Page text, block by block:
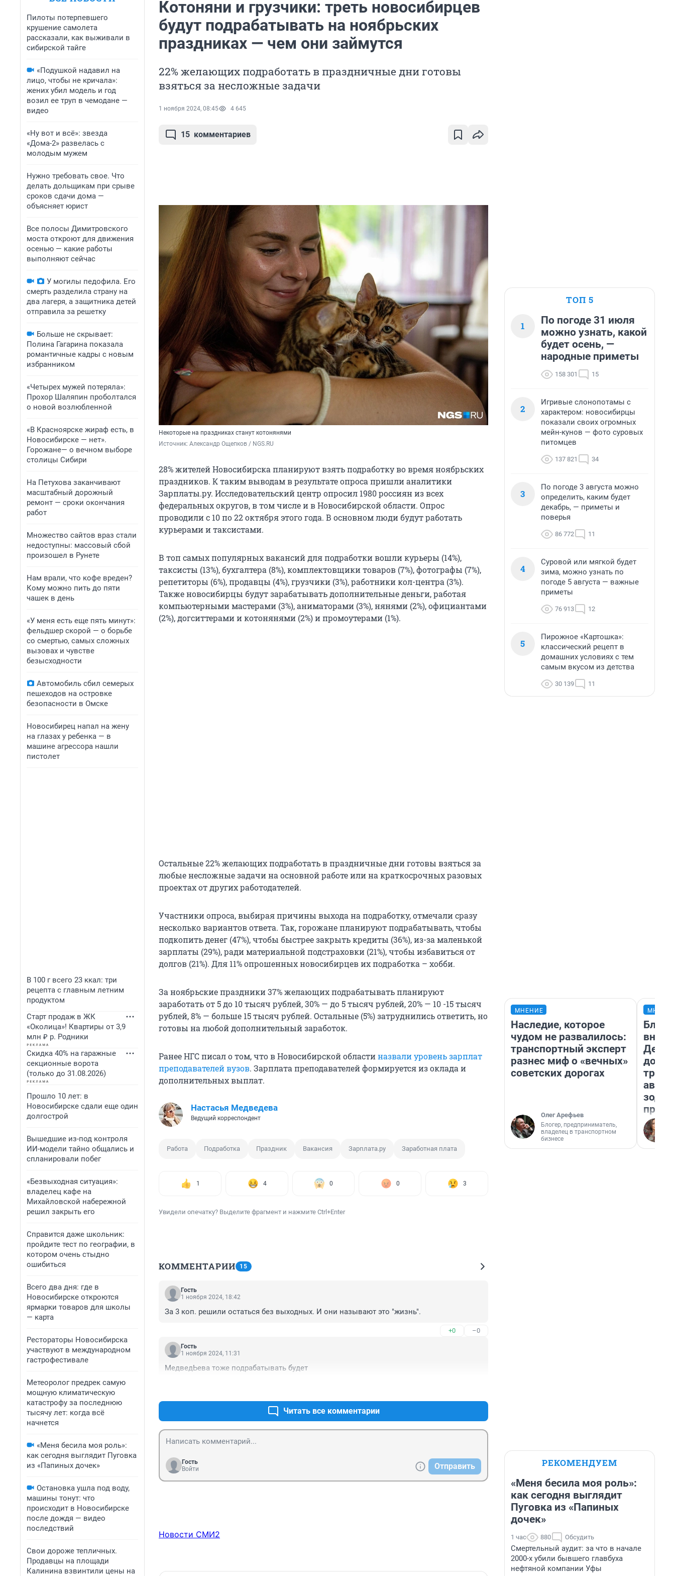
Пилоты потерпевшего
крушение самолета
рассказали, как выживали в
сибирской тайге
«Подушкой надавил на
лицо, чтобы не кричала»:
жених убил модель и год
возил ее труп в чемодане —
видео
«Ну вот и всё»: звезда
«Дома-2» развелась с
молодым мужем
Нужно требовать свое. Что
делать дольщикам при срыве
сроков сдачи дома —
объясняет юрист
Все полосы Димитровского
моста откроют для движения
осенью — какие работы
выполняют сейчас
У могилы педофила. Его
смерть разделила страну на
два лагеря, а защитника детей
отправила за решетку
Больше не скрывает:
Полина Гагарина показала
романтичные кадры с новым
избранником
«Четырех мужей потеряла»:
Прохор Шаляпин проболтался
о новой возлюбленной
«В Красноярске жираф есть, в
Новосибирске — нет».
Горожане— о вечном выборе
столицы Сибири
На Петухова заканчивают
масштабный дорожный
ремонт — сроки окончания
работ
Множество сайтов враз стали
недоступны: массовый сбой
произошел в Рунете
Нам врали, что кофе вреден?
Кому можно пить до пяти
чашек в день
«У меня есть еще пять минут»:
фельдшер скорой — о борьбе
со смертью, самых сложных
вызовах и чувстве
безысходности
Автомобиль сбил семерых
пешеходов на островке
безопасности в Омске
Новосибирец напал на жену
на глазах у ребенка — в
машине агрессора нашли
пистолет
В 100 г всего 23 ккал: три
рецепта с главным летним
продуктом
Старт продаж в ЖК
«Околица»! Квартиры от 3,9
млн ₽ р. Родники
Скидка 40% на гаражные
секционные ворота
(только до 31.08.2026)
Прошло 10 лет: в
Новосибирске сдали еще один
долгострой
Вышедшие из-под контроля
ИИ-модели тайно общались и
спланировали побег
«Безвыходная ситуация»:
владелец кафе на
Михайловской набережной
решил закрыть его
Справится даже школьник:
пройдите тест по географии, в
котором очень стыдно
ошибиться
Всего два дня: где в
Новосибирске откроются
ярмарки товаров для школы
— карта
Рестораторы Новосибирска
участвуют в международном
гастрофестивале
Метеоролог предрек самую
мощную климатическую
катастрофу за последнюю
тысячу лет: когда всё
начнется
«Меня бесила моя роль»:
как сегодня выглядит Пуговка
из «Папиных дочек»
Остановка ушла под воду,
машины тонут: что
происходит в Новосибирске
после дождя — видео
последствий
Свои дороже тепличных.
Продавцы на площади
Калинина взвинтили цены на
Котоняни и грузчики: треть новосибирцев
будут подрабатывать на ноябрьских
праздниках — чем они займутся
22% желающих подработать в праздничные дни готовы
взяться за несложные задачи
1 ноября 2024, 08:45 4 645
15 комментариев
Некоторые на праздниках станут котонянями
Источник: Александр Ощепков / NGS.RU
28% жителей Новосибирска планируют взять подработку во время ноябрьских
праздников. К таким выводам в результате опроса пришли аналитики
Зарплаты.ру. Исследовательский центр опросил 1980 россиян из всех
федеральных округов, в том числе и в Новосибирской области. Опрос
проводили с 10 по 22 октября этого года. В основном люди будут работать
курьерами и таксистами.
В топ самых популярных вакансий для подработки вошли курьеры (14%),
таксисты (13%), бухгалтера (8%), комплектовщики товаров (7%), фотографы (7%),
репетиторы (6%), продавцы (4%), грузчики (3%), работники кол-центра (3%).
Также новосибирцы будут зарабатывать дополнительные деньги, работая
компьютерными мастерами (3%), аниматорами (3%), нянями (2%), официантами
(2%), догситтерами и котонянями (2%) и промоутерами (1%).
Остальные 22% желающих подработать в праздничные дни готовы взяться за
любые несложные задачи на основной работе или на краткосрочных разовых
проектах от других работодателей.
Участники опроса, выбирая причины выхода на подработку, отмечали сразу
несколько вариантов ответа. Так, горожане планируют подрабатывать, чтобы
подкопить денег (47%), чтобы быстрее закрыть кредиты (36%), из-за маленькой
зарплаты (29%), ради материальной подстраховки (21%), чтобы избавиться от
долгов (21%). Для 11% опрошенных новосибирцев их подработка – хобби.
За ноябрьские праздники 37% желающих подрабатывать планируют
заработать от 5 до 10 тысяч рублей, 30% — до 5 тысяч рублей, 20% — 10 -15 тысяч
рублей, 8% — больше 15 тысяч рублей. Остальные (5%) затруднились ответить, но
готовы на любой дополнительный заработок.
Ранее НГС писал о том, что в Новосибирской областиназвали уровень зарплат
преподавателей вузов. Зарплата преподавателей формируется из оклада и
дополнительных выплат.
Настасья Медведева
Ведущий корреспондент
Работа Подработка Праздник Вакансия Зарплата.ру Заработная плата
1 4 0 0 3
Увидели опечатку? Выделите фрагмент и нажмите Ctrl+Enter
КОММЕНТАРИИ 15
Гость
1 ноября 2024, 18:42
За 3 коп. решили остаться без выходных. И они называют это "жизнь".
+0 –0
Гость
1 ноября 2024, 11:31
МедведЬева тоже подрабатывать будет
Читать все комментарии
Гость
Войти
Отправить
Новости СМИ2
ТОП 5
1
По погоде 31 июля
можно узнать, какой
будет осень, —
народные приметы
158 301 15
2
Игривые слонопотамы с
характером: новосибирцы
показали своих огромных
мейн-кунов — фото суровых
питомцев
137 821 34
3
По погоде 3 августа можно
определить, каким будет
декабрь, — приметы и
поверья
86 772 11
4
Суровой или мягкой будет
зима, можно узнать по
погоде 5 августа — важные
приметы
76 913 12
5
Пирожное «Картошка»:
классический рецепт в
домашних условиях с тем
самым вкусом из детства
30 139 11
МНЕНИЕ
Наследие, которое
чудом не развалилось:
транспортный эксперт
разнес миф о «вечных»
советских дорогах
Олег Арефьев
Блогер, предприниматель,
владелец в транспортном
бизнесе
РЕКОМЕНДУЕМ
«Меня бесила моя роль»:
как сегодня выглядит
Пуговка из «Папиных
дочек»
1 час 880 Обсудить
Смертельный аудит: за что в начале
2000-х убили бывшего главбуха
нефтяной компании Уфы